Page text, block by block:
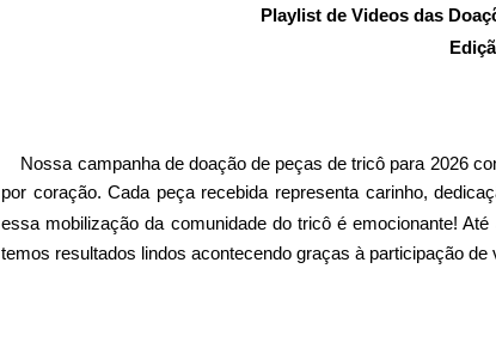
Playlist de Videos das
Nossa campanha de doação de peças de tricô para 2026
por coração. Cada peça recebida representa carinho,
essa mobilização da comunidade do tricô é emocionante!
temos resultados lindos acontecendo graças à participação de